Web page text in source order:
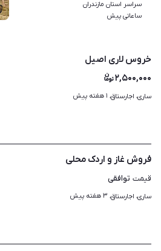
سراسر استان مازندران
ساعاتی پیش
خروس لاری اصیل
۲,۵۰۰,۰۰۰
ساری، اجارستاق، ۱ هفته پیش
فروش غاز و اردک محلی
قیمت توافقی
ساری، اجارستاق، ۳ هفته پیش